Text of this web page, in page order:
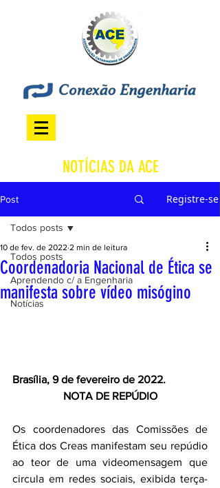
NOTÍCIAS DA ACE
Post Registre-se
Todos posts
Aprendendo c/ a Engenharia
Notícias
Todos posts
Coordenadoria Nacional de Ética se
manifesta sobre vídeo misógino
10 de fev. de 2022 2 min de leitura
Brasília, 9 de fevereiro de 2022.
NOTA DE REPÚDIO
Os coordenadores das Comissões de
Ética dos Creas manifestam seu repúdio
ao teor de uma videomensagem que
circula em redes sociais, exibida terça-